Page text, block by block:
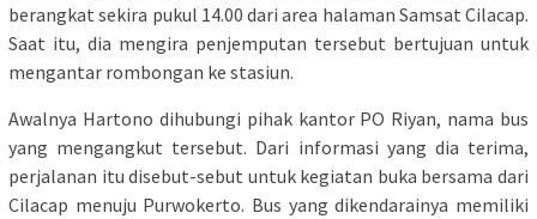
berangkat sekira pukul 14.00 dari area halaman Samsat Cilacap.
Saat itu, dia mengira penjemputan tersebut bertujuan untuk
mengantar rombongan ke stasiun.
Awalnya Hartono dihubungi pihak kantor PO Riyan, nama bus
yang mengangkut tersebut. Dari informasi yang dia terima,
perjalanan itu disebut-sebut untuk kegiatan buka bersama dari
Cilacap menuju Purwokerto. Bus yang dikendarainya memiliki